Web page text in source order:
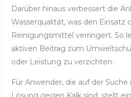
Darüber hinaus verbessert die
Wasserqualität, was den Einsatz
Reinigungsmittel verringert. So
aktiven Beitrag zum
oder Leistung zu verzichten.
Für Anwender, die auf der